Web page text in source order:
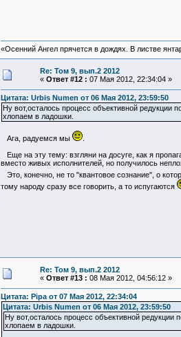
«Осенний Ангел прячется в дождях. В листве
Re: Том 9, вып.2 2012
« Ответ #12 : 07 Мая 2012, 22:34:04 »
Цитата: Urbis Numen от 06 Мая 2012, 23:59:50
Ну вот,осталось процесс объективной
хлопаем в ладошки.
Ага, радуемся мы
.
Еще на эту тему: взгляни на досуге, как я
вместо живых исполнителей, но получилось
Это, конечно, не то "квантовое сознание", о
тому народу сразу все говорить, а то испугаются
Re: Том 9, вып.2 2012
« Ответ #13 : 08 Мая 2012, 04:56:12 »
Цитата: Pipa от 07 Мая 2012, 22:34:04
Цитата: Urbis Numen от 06 Мая 2012, 23:59:50
Ну вот,осталось процесс объективной
хлопаем в ладошки.